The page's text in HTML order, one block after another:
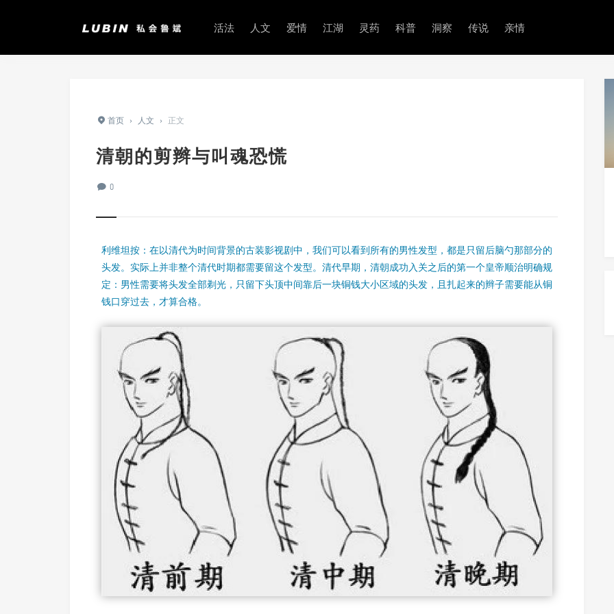
活法 人文 爱情 江湖 灵药 科普 洞察 传说 亲情
首页 › 人文 › 正文
清朝的剪辫与叫魂恐慌
0
利维坦按：在以清代为时间背景的古装影视剧中，我们可以看到所有的男性发型，都是只留后脑勺那部分的
头发。实际上并非整个清代时期都需要留这个发型。清代早期，清朝成功入关之后的第一个皇帝顺治明确规
定：男性需要将头发全部剃光，只留下头顶中间靠后一块铜钱大小区域的头发，且扎起来的辫子需要能从铜
钱口穿过去，才算合格。